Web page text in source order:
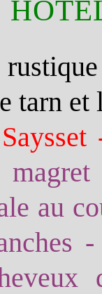
tarn et
au